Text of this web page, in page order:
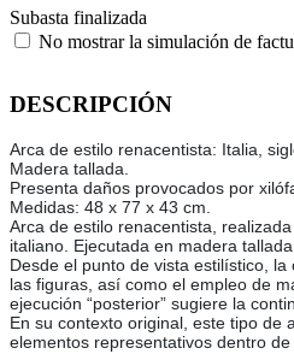
Subasta finalizada
No mostrar la simulación de
DESCRIPCIÓN
Arca de estilo renacentista: Italia,
Madera tallada.
Presenta daños provocados por
Medidas: 48 x 77 x 43 cm.
Arca de estilo renacentista,
italiano. Ejecutada en madera
Desde el punto de vista estilístico,
las figuras, así como el empleo de
ejecución “posterior” sugiere la
En su contexto original, este tipo de
elementos representativos dentro